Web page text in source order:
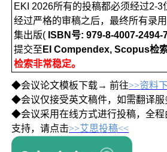
EKI 2026所有的投稿都必须经过2-3
经过严格的审稿之后，最终所有录
集出版( ISBN号: 979-8-4007-2494-
提交至 EI Compendex, Scopus检
检索非常稳定。
◆会议论文模板下载→ 前往>>资料
◆会议仅接受英文稿件，如需翻译服
◆会议采用在线方式进行投稿，全程
支持，请点击>>艾思投稿<<